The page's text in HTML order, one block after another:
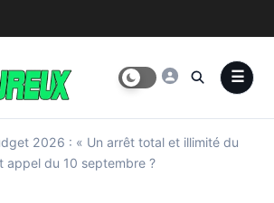
2026 : « Un arrêt total et illimité du
appel du 10 septembre ?